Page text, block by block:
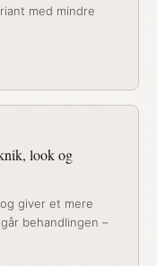
med mindre
look og
giver et mere
behandlingen –